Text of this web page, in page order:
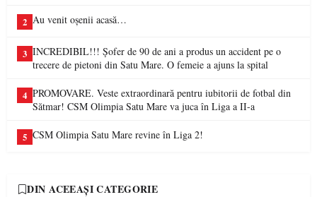
2 Au venit oșenii acasă…
3 INCREDIBIL!!! Șofer de 90 de ani a produs un accident pe o
trecere de pietoni din Satu Mare. O femeie a ajuns la spital
4 PROMOVARE. Veste extraordinară pentru iubitorii de fotbal din
Sătmar! CSM Olimpia Satu Mare va juca în Liga a II-a
5 CSM Olimpia Satu Mare revine în Liga 2!
DIN ACEEAȘI CATEGORIE